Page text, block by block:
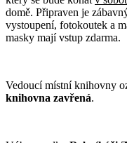
domě. Připraven je
vystoupení, fotokoutek a
masky mají vstup zdarma.
Vedoucí místní knihovny
knihovna zavřená.